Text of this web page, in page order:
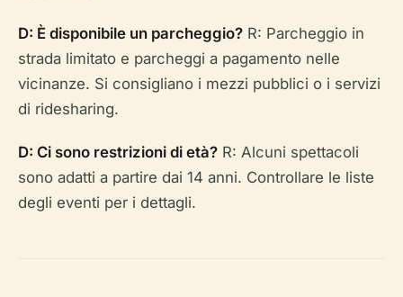
D: È disponibile un parcheggio? R: Parcheggio in
strada limitato e parcheggi a pagamento nelle
vicinanze. Si consigliano i mezzi pubblici o i servizi
di ridesharing.
D: Ci sono restrizioni di età? R: Alcuni spettacoli
sono adatti a partire dai 14 anni. Controllare le liste
degli eventi per i dettagli.